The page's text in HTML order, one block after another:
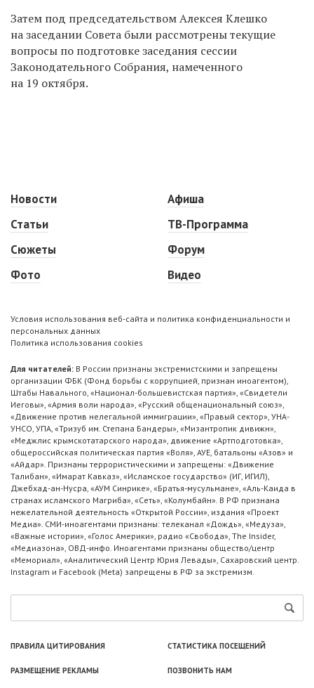
Затем под председательством Алексея Клешко
на заседании Совета были рассмотрены текущие
вопросы по подготовке заседания сессии
Законодательного Собрания, намеченного
на 19 октября.
Новости
Статьи
Сюжеты
Фото
Афиша
ТВ-Программа
Форум
Видео
Условия использования веб-сайта и политика конфиденциальности и
персональных данных
Политика использования cookies
Для читателей: В России признаны экстремистскими и запрещены
организации ФБК (Фонд борьбы с коррупцией, признан иноагентом),
Штабы Навального, «Национал-большевистская партия», «Свидетели
Иеговы», «Армия воли народа», «Русский общенациональный союз»,
«Движение против нелегальной иммиграции», «Правый сектор», УНА-
УНСО, УПА, «Тризуб им. Степана Бандеры», «Мизантропик дивижн»,
«Меджлис крымскотатарского народа», движение «Артподготовка»,
общероссийская политическая партия «Воля», АУЕ, батальоны «Азов» и
«Айдар». Признаны террористическими и запрещены: «Движение
Талибан», «Имарат Кавказ», «Исламское государство» (ИГ, ИГИЛ),
Джебхад-ан-Нусра, «АУМ Синрике», «Братья-мусульмане», «Аль-Каида в
странах исламского Магриба», «Сеть», «Колумбайн». В РФ признана
нежелательной деятельность «Открытой России», издания «Проект
Медиа». СМИ-иноагентами признаны: телеканал «Дождь», «Медуза»,
«Важные истории», «Голос Америки», радио «Свобода», The Insider,
«Медиазона», ОВД-инфо. Иноагентами признаны общество/центр
«Мемориал», «Аналитический Центр Юрия Левады», Сахаровский центр.
Instagram и Facebook (Metа) запрещены в РФ за экстремизм.
ПРАВИЛА ЦИТИРОВАНИЯ СТАТИСТИКА ПОСЕЩЕНИЙ
РАЗМЕЩЕНИЕ РЕКЛАМЫ ПОЗВОНИТЬ НАМ